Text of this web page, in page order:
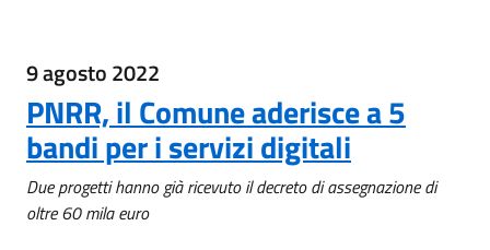
9 agosto 2022
PNRR, il Comune aderisce a 5
bandi per i servizi digitali
Due progetti hanno già ricevuto il decreto di assegnazione di
oltre 60 mila euro